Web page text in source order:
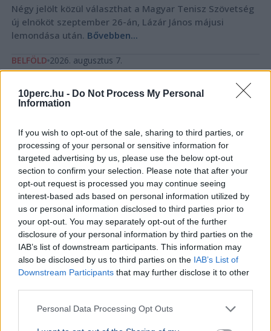
10perc.hu - Do Not Process My Personal
Information
If you wish to opt-out of the sale, sharing to third parties, or
processing of your personal or sensitive information for
targeted advertising by us, please use the below opt-out
section to confirm your selection. Please note that after your
opt-out request is processed you may continue seeing
interest-based ads based on personal information utilized by
us or personal information disclosed to third parties prior to
your opt-out. You may separately opt-out of the further
disclosure of your personal information by third parties on the
IAB’s list of downstream participants. This information may
also be disclosed by us to third parties on the IAB’s List of
Downstream Participants that may further disclose it to other
Personal Data Processing Opt Outs
Négy jelölt közül választhat a Magyar Tenisz Szövetség
új elnököt szeptember 26-án, Lázár János májusi
lemondása után. Bővebben...
BELFÖLD 2026. augusztus 7.
Pósfai Gábor: közel 900 egykori rendőr térne
vissza a testülethez
Rendőrség Pósfai Gábor
Pósfai Gábor belügyminiszter szerint közel 900 egykori